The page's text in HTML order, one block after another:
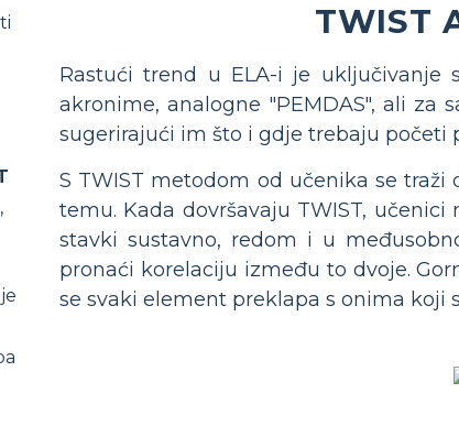
TWIST
Rastući trend u ELA-i je uključivanje
akronime, analogne "PEMDAS", ali za
sugerirajući im što i gdje trebaju početi
S TWIST metodom od učenika se
temu. Kada dovršavaju TWIST,
stavki sustavno, redom i u
pronaći korelaciju između to dvoje.
se svaki element preklapa s onima koji